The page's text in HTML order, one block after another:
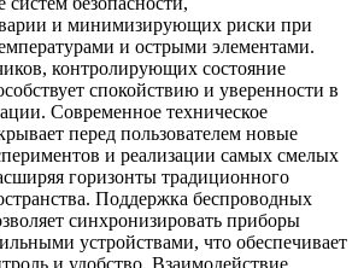
и минимизирующих риски при
и острыми элементами.
контролирующих состояние
спокойствию и уверенности в
Современное техническое
перед пользователем новые
и реализации самых смелых
горизонты традиционного
Поддержка беспроводных
синхронизировать приборы
устройствами, что обеспечивает